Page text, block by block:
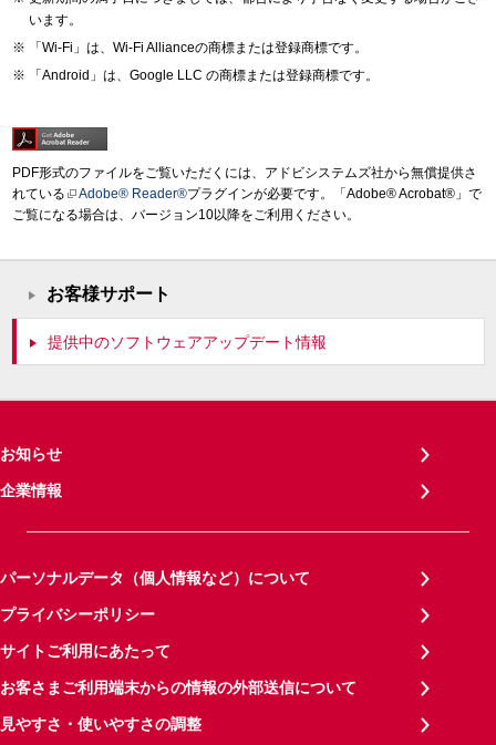
います。
「Wi-Fi」は、Wi-Fi Allianceの商標または登録商標です。
「Android」は、Google LLC の商標または登録商標です。
PDF形式のファイルをご覧いただくには、アドビシステムズ社から無償提供さ
れている
Adobe® Reader®プラグインが必要です。「Adobe® Acrobat®」で
ご覧になる場合は、バージョン10以降をご利用ください。
お客様サポート
提供中のソフトウェアアップデート情報
お知らせ
企業情報
パーソナルデータ（個人情報など）について
プライバシーポリシー
サイトご利用にあたって
お客さまご利用端末からの情報の外部送信について
見やすさ・使いやすさの調整